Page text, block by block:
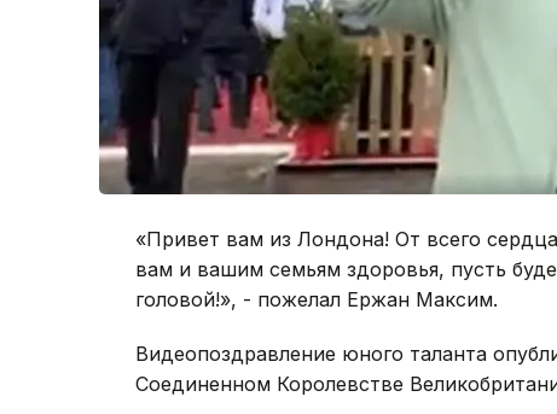
«Привет вам из Лондона! От всего
вам и вашим семьям здоровья, пусть
головой!», - пожелал Ержан Максим.
Видеопоздравление юного таланта
Соединенном Королевстве